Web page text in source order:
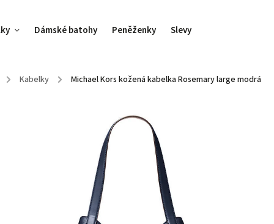
Dámské batohy Peněženky Slevy
/ Kabelky / Michael Kors kožená kabelka Rosemary large modrá